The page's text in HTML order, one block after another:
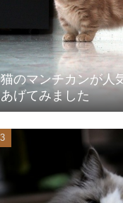
猫のマンチカンが人
あげてみました